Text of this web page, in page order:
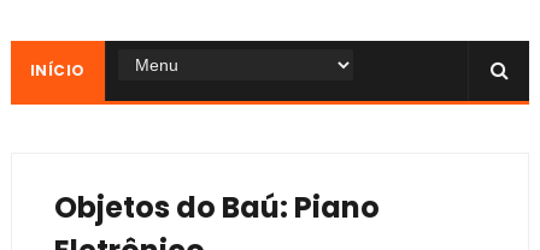
INÍCIO
Objetos do Baú: Piano